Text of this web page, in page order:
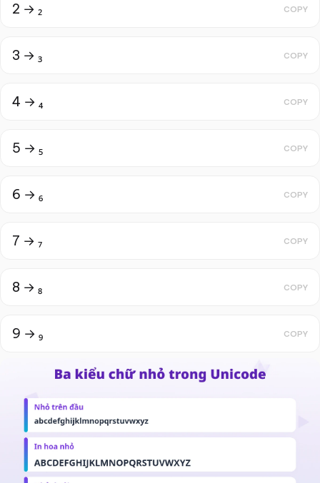
2 → ₂ COPY
3 → ₃ COPY
4 → ₄ COPY
5 → ₅ COPY
6 → ₆ COPY
7 → ₇ COPY
8 → ₈ COPY
9 → ₉ COPY